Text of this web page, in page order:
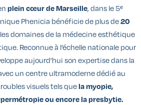
plein cœur de Marseille, dans le 5ᵉ
Phenicia bénéficie de plus de20
domaines de la médecine esthétique
Reconnue à l’échelle nationale pour
aujourd’hui son expertise dans la
un centre ultramoderne dédié au
visuels tels quela myopie,
ou encore la presbytie.